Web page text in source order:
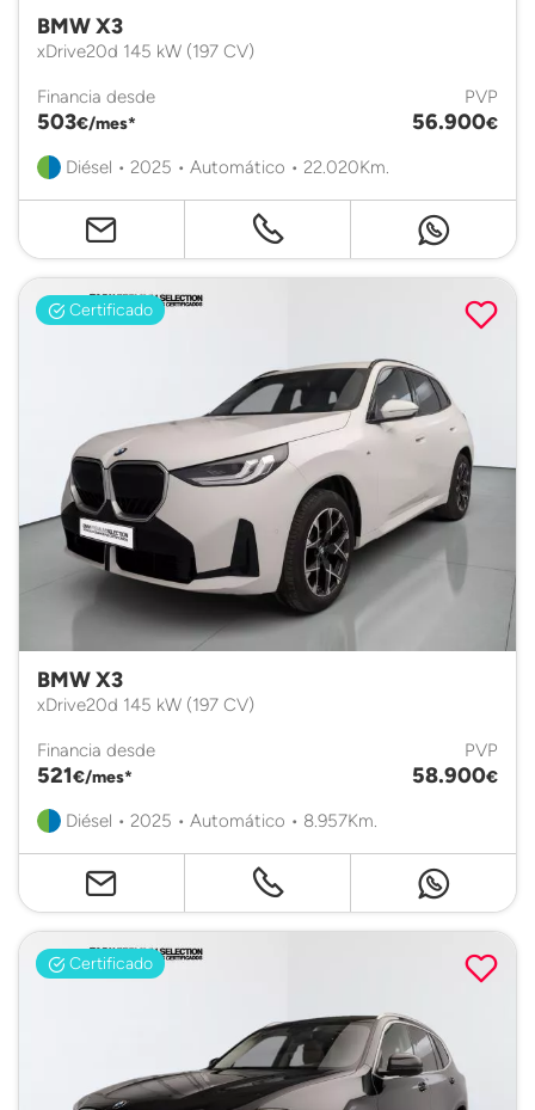
BMW X3
xDrive20d 145 kW (197 CV)
Financia desde
503€/mes*
PVP
56.900€
Diésel • 2025 • Automático • 22.020Km.
Certificado
BMW X3
xDrive20d 145 kW (197 CV)
Financia desde
521€/mes*
PVP
58.900€
Diésel • 2025 • Automático • 8.957Km.
Certificado